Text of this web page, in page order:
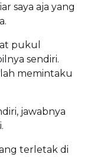
saya aja yang
pukul
sendiri.
memintaku
jawabnya
terletak di